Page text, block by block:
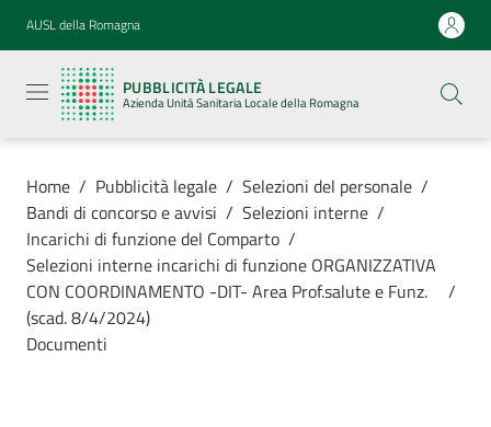
Vai al contenuto
Vai alla navigazione
Vai al footer
AUSL della Romagna
PUBBLICITÀ LEGALE
Azienda Unità Sanitaria Locale della Romagna
legale
Azienda
Unità
Locale della
Azienda
Home / Pubblicità legale / Selezioni del personale /
Bandi di concorso e avvisi / Selezioni interne /
Incarichi di funzione del Comparto /
Selezioni interne incarichi di funzione ORGANIZZATIVA
CON COORDINAMENTO -DIT- Area Prof.salute e Funz.
(scad. 8/4/2024)
/
Documenti